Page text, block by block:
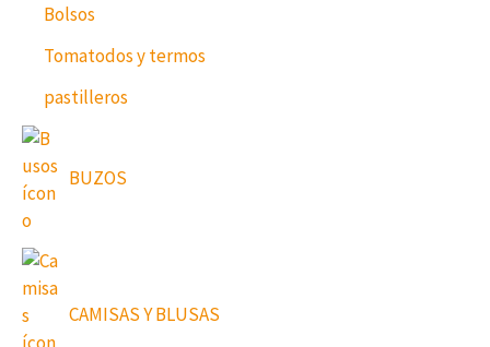
Bolsos
Tomatodos y termos
pastilleros
BUZOS
CAMISAS Y BLUSAS